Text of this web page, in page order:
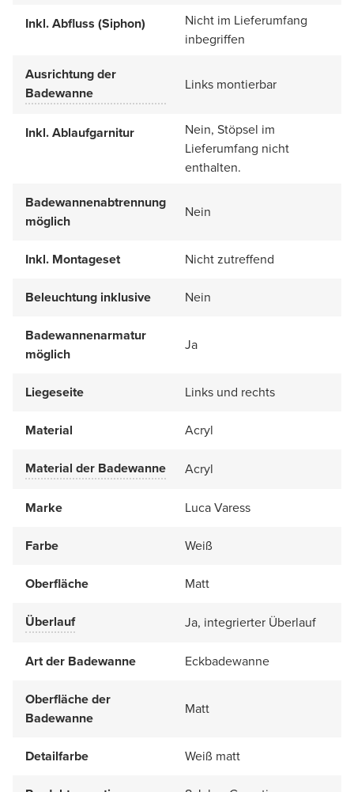
Inkl. Abfluss (Siphon)
Nicht im Lieferumfang
inbegriffen
Ausrichtung der
Badewanne
Links montierbar
Inkl. Ablaufgarnitur
Nein, Stöpsel im
Lieferumfang nicht
enthalten.
Badewannenabtrennung
möglich
Nein
Inkl. Montageset Nicht zutreffend
Beleuchtung inklusive Nein
Badewannenarmatur
möglich
Ja
Liegeseite Links und rechts
Material Acryl
Material der Badewanne Acryl
Marke Luca Varess
Farbe Weiß
Oberfläche Matt
Überlauf Ja, integrierter Überlauf
Art der Badewanne Eckbadewanne
Oberfläche der
Badewanne
Matt
Detailfarbe Weiß matt